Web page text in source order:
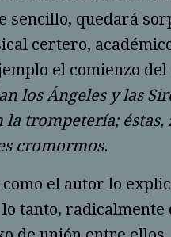
sencillo, quedará
certero,
el comienzo del
los Ángeles y las
la trompetería;
cromormos.
el autor lo
tanto,